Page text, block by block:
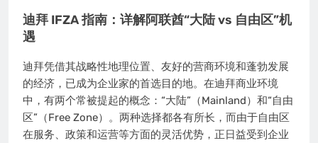
迪拜 IFZA 指南：详解阿联酋“大陆 vs 自由区”机
遇
迪拜凭借其战略性地理位置、友好的营商环境和蓬勃发展
的经济，已成为企业家的首选目的地。在迪拜商业环境
中，有两个常被提起的概念：“大陆”（Mainland）和“自由
区”（Free Zone）。两种选择都各有所长，而由于自由区
在服务、政策和运营等方面的灵活优势，正日益受到企业